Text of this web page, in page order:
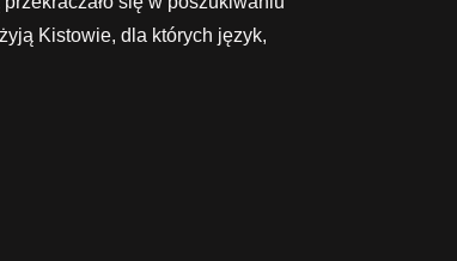
Kistowie, dla których język,